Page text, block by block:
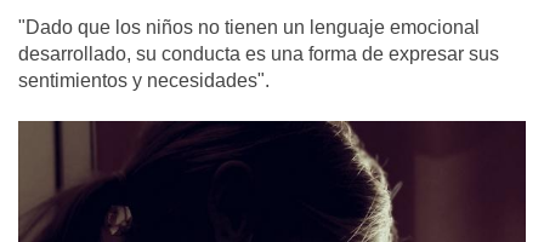
"Dado que los niños no tienen un lenguaje emocional
desarrollado, su conducta es una forma de expresar sus
sentimientos y necesidades".